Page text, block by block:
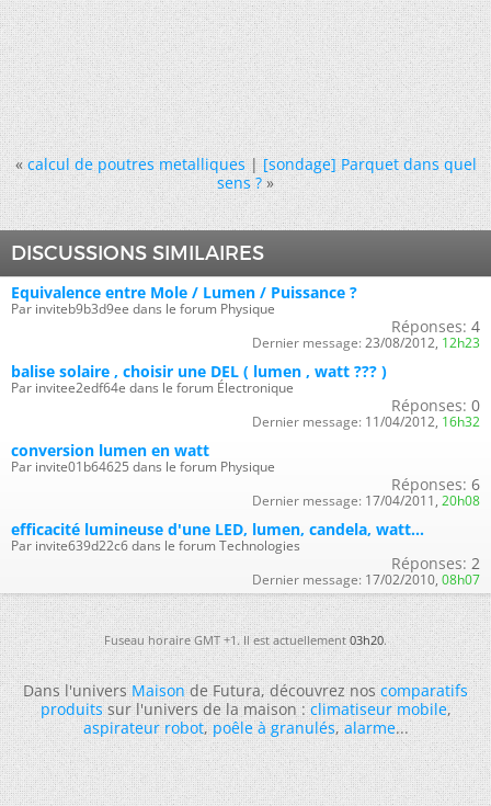
« calcul de poutres metalliques|[sondage] Parquet dans quel
sens ? »
DISCUSSIONS SIMILAIRES
Equivalence entre Mole / Lumen / Puissance ?
Par inviteb9b3d9ee dans le forum Physique
Réponses: 4
Dernier message: 23/08/2012, 12h23
balise solaire , choisir une DEL ( lumen , watt ??? )
Par invitee2edf64e dans le forum Électronique
Réponses: 0
Dernier message: 11/04/2012, 16h32
conversion lumen en watt
Par invite01b64625 dans le forum Physique
Réponses: 6
Dernier message: 17/04/2011, 20h08
efficacité lumineuse d'une LED, lumen, candela, watt...
Par invite639d22c6 dans le forum Technologies
Réponses: 2
Dernier message: 17/02/2010, 08h07
Fuseau horaire GMT +1. Il est actuellement03h20.
Dans l'universMaisonde Futura, découvrez noscomparatifs
produitssur l'univers de la maison :climatiseur mobile,
aspirateur robot,poêle à granulés,alarme...